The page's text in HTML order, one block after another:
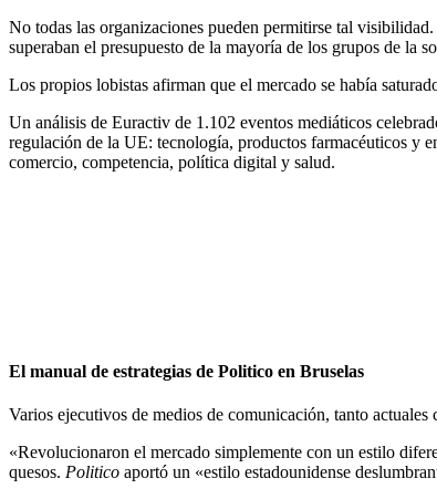
No todas las organizaciones pueden permitirse tal visibilidad.
superaban el presupuesto de la mayoría de los grupos de la
Los propios lobistas afirman que el mercado se había
Un análisis de Euractiv de 1.102 eventos mediáticos
regulación de la UE: tecnología, productos farmacéuticos y
comercio, competencia, política digital y salud.
El manual de estrategias de Politico en Bruselas
Varios ejecutivos de medios de comunicación, tanto
«Revolucionaron el mercado simplemente con un estilo
quesos. Politico aportó un «estilo estadounidense